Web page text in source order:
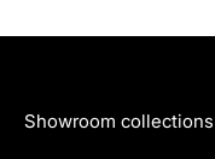
Showroom